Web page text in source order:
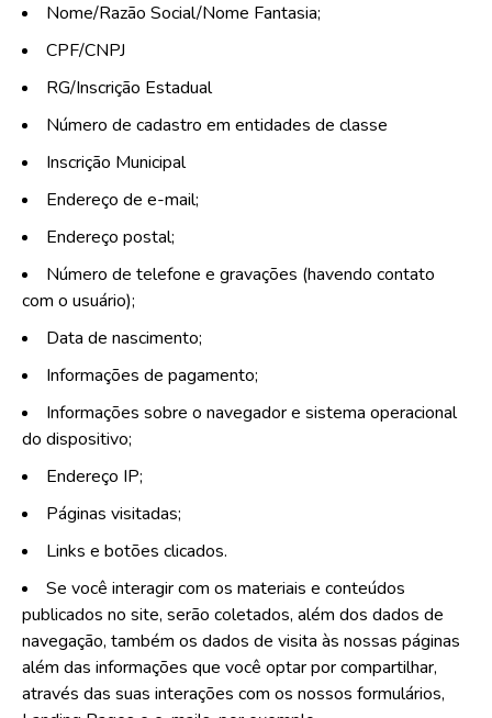
Nome/Razão Social/Nome Fantasia;
CPF/CNPJ
RG/Inscrição Estadual
Número de cadastro em entidades de classe
Inscrição Municipal
Endereço de e-mail;
Endereço postal;
Número de telefone e gravações (havendo contato
com o usuário);
Data de nascimento;
Informações de pagamento;
Informações sobre o navegador e sistema operacional
do dispositivo;
Endereço IP;
Páginas visitadas;
Links e botões clicados.
Se você interagir com os materiais e conteúdos
publicados no site, serão coletados, além dos dados de
navegação, também os dados de visita às nossas páginas
além das informações que você optar por compartilhar,
através das suas interações com os nossos formulários,